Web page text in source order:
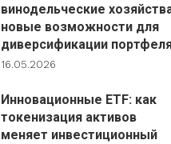
винодельческие
новые возможности для
диверсификации
16.05.2026
Инновационные ETF: как
токенизация активов
меняет инвестиционный